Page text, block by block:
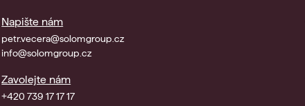
Napište nám
petr.vecera@solomgroup.cz
info@solomgroup.cz
Zavolejte nám
+420 739 17 17 17